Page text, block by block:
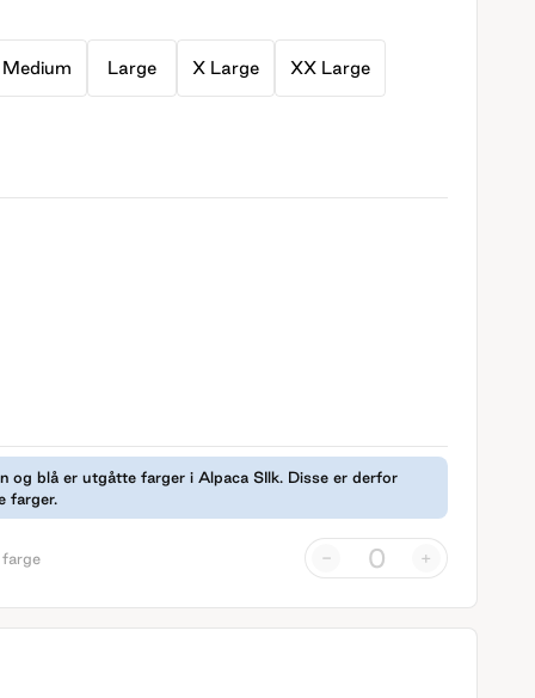
Medium Large X Large XX Large
og blå er utgåtte farger i Alpaca SIlk. Disse er derfor
farger.
- +